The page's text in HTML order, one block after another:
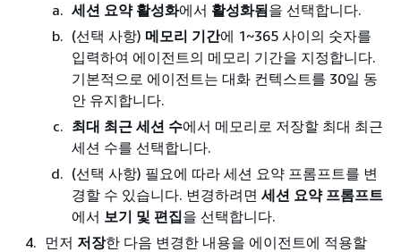
세션 요약 활성화에서 활성화됨을 선택합니다.
(선택 사항) 메모리 기간에 1~365 사이의 숫자를
입력하여 에이전트의 메모리 기간을 지정합니다.
기본적으로 에이전트는 대화 컨텍스트를 30일 동
안 유지합니다.
최대 최근 세션 수에서 메모리로 저장할 최대 최근
세션 수를 선택합니다.
(선택 사항) 필요에 따라 세션 요약 프롬프트를 변
경할 수 있습니다. 변경하려면 세션 요약 프롬프트
에서 보기 및 편집을 선택합니다.
먼저 저장한 다음 변경한 내용을 에이전트에 적용할